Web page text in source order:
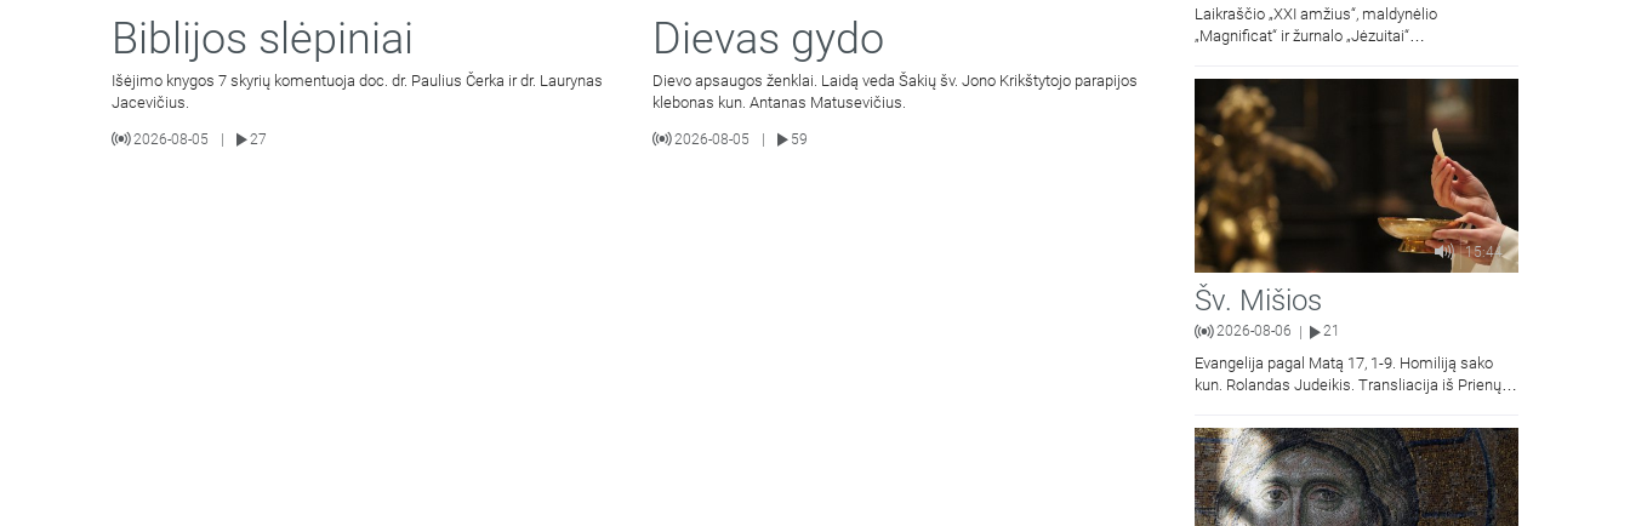
Biblijos slėpiniai
Išėjimo knygos 7 skyrių komentuoja doc. dr. Paulius Čerka ir dr. Laurynas
Jacevičius.
2026-08-05 27
Dievas gydo
Dievo apsaugos ženklai. Laidą veda Šakių šv. Jono Krikštytojo parapijos
klebonas kun. Antanas Matusevičius.
2026-08-05 59
Laikraščio „XXI amžius“, maldynėlio
„Magnificat“ ir žurnalo „Jėzuitai“
15:44
Šv. Mišios
2026-08-06 21
Evangelija pagal Matą 17, 1-9. Homiliją sako
kun. Rolandas Judeikis. Transliacija iš Prienų